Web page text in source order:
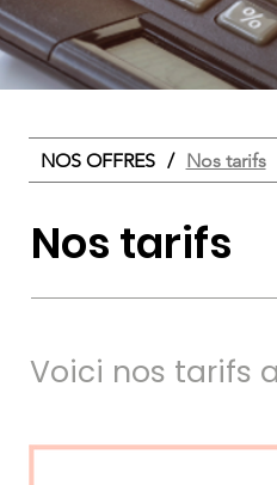
NOS OFFRES / Nos tarifs
Nos tarifs
Voici nos tarifs